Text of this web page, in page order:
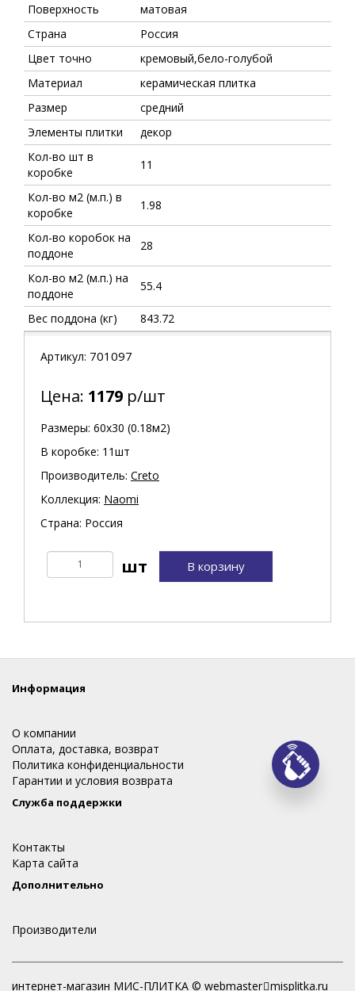
Поверхность
матовая
Страна
Россия
Цвет точно
кремовый,бело-голубой
Материал
керамическая плитка
Размер
средний
Элементы плитки
декор
Кол-во шт в
коробке
11
Кол-во м2 (м.п.) в
коробке
1.98
Кол-во коробок на
поддоне
28
Кол-во м2 (м.п.) на
поддоне
55.4
Вес поддона (кг) 843.72
Артикул: 701097
Цена: 1179 р/шт
Размеры: 60х30 (0.18м2)
В коробке: 11шт
Производитель: Creto
Коллекция: Naomi
Страна: Россия
В корзину
Информация
О компании
Оплата, доставка, возврат
Политика конфиденциальности
Гарантии и условия возврата
Служба поддержки
Контакты
Карта сайта
Дополнительно
Производители
интернет-магазин МИС-ПЛИТКА © webmaster misplitka.ru